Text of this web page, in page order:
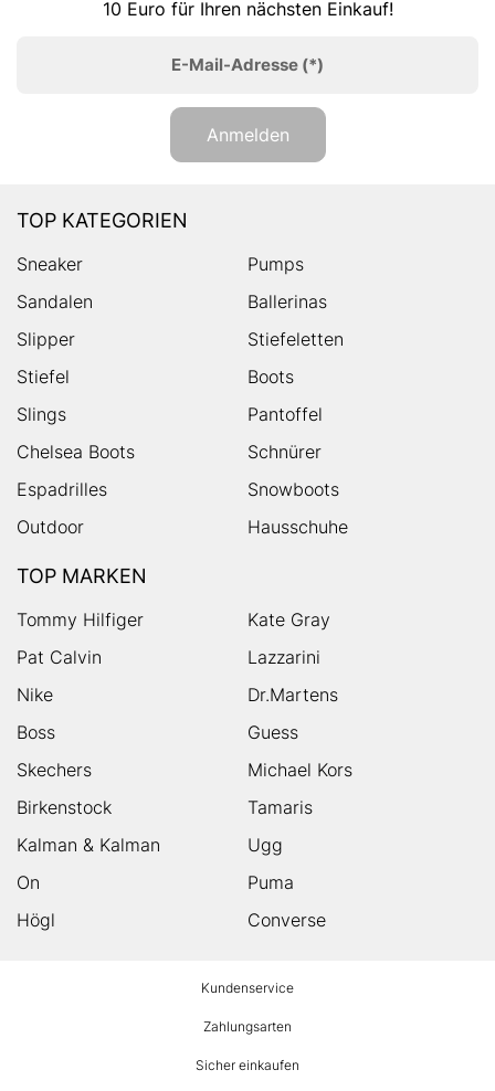
10 Euro für Ihren nächsten Einkauf!
E-Mail-Adresse (*)
Anmelden
TOP KATEGORIEN
Sneaker
Pumps
Sandalen
Ballerinas
Slipper
Stiefeletten
Stiefel
Boots
Slings
Pantoffel
Chelsea Boots
Schnürer
Espadrilles
Snowboots
Outdoor
Hausschuhe
TOP MARKEN
Tommy Hilfiger
Kate Gray
Pat Calvin
Lazzarini
Nike
Dr.Martens
Boss
Guess
Skechers
Michael Kors
Birkenstock
Tamaris
Kalman & Kalman
Ugg
On
Puma
Högl
Converse
Kundenservice
Zahlungsarten
Sicher einkaufen